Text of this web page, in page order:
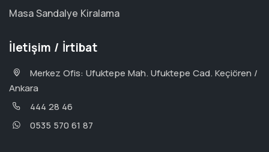
Masa Sandalye Kiralama
İletişim / İrtibat
Merkez Ofis: Ufuktepe Mah. Ufuktepe Cad. Keçiören /
Ankara
444 28 46
0535 570 61 87